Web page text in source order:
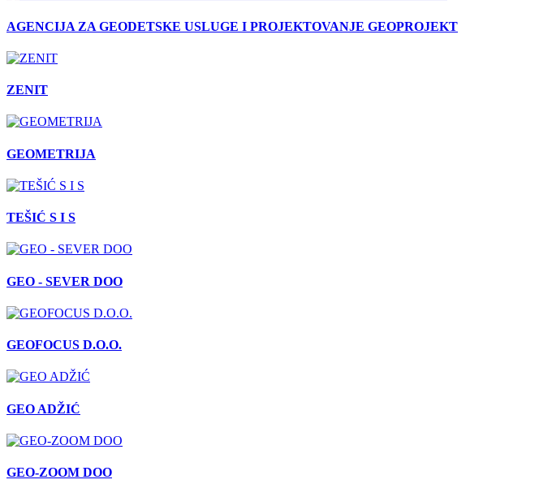
AGENCIJA ZA GEODETSKE USLUGE I PROJEKTOVANJE GEOPROJEKT
ZENIT
GEOMETRIJA
TEŠIĆ S I S
GEO - SEVER DOO
GEOFOCUS D.O.O.
GEO ADŽIĆ
GEO-ZOOM DOO